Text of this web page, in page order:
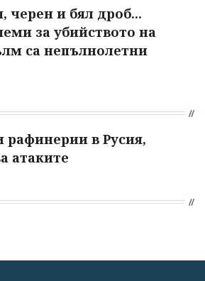
черен и бял дроб...
за убийството на
са непълнолетни
рафинерии в Русия,
атаките